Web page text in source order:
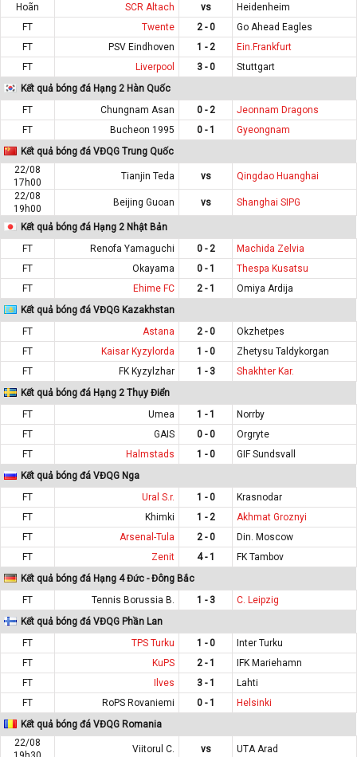
Hoãn
SCR Altach vs
Heidenheim
FT
Twente 2 - 0
Go Ahead Eagles
FT
PSV Eindhoven 1 - 2
Ein.Frankfurt
FT
Liverpool 3 - 0
Stuttgart
Kết quả bóng đá Hạng 2 Hàn Quốc
FT
Chungnam Asan 0 - 2
Jeonnam Dragons
FT
Bucheon 1995 0 - 1
Gyeongnam
Kết quả bóng đá VĐQG Trung Quốc
22/08
17h00
Tianjin Teda vs
Qingdao Huanghai
22/08
19h00
Beijing Guoan vs Shanghai SIPG
Kết quả bóng đá Hạng 2 Nhật Bản
FT
Renofa Yamaguchi 0 - 2
Machida Zelvia
FT
Okayama 0 - 1
Thespa Kusatsu
FT
Ehime FC 2 - 1
Omiya Ardija
Kết quả bóng đá VĐQG Kazakhstan
FT
Astana 2 - 0
Okzhetpes
FT
Kaisar Kyzylorda 1 - 0
Zhetysu Taldykorgan
FT
FK Kyzylzhar 1 - 3
Shakhter Kar.
Kết quả bóng đá Hạng 2 Thụy Điển
FT
Umea 1 - 1
Norrby
FT
GAIS 0 - 0
Orgryte
FT
Halmstads 1 - 0
GIF Sundsvall
Kết quả bóng đá VĐQG Nga
FT
Ural S.r. 1 - 0
Krasnodar
FT
Khimki 1 - 2
Akhmat Groznyi
FT
Arsenal-Tula 2 - 0
Din. Moscow
FT
Zenit 4 - 1
FK Tambov
Kết quả bóng đá Hạng 4 Đức - Đông Bắc
FT
Tennis Borussia B. 1 - 3
C. Leipzig
Kết quả bóng đá VĐQG Phần Lan
FT
TPS Turku 1 - 0
Inter Turku
FT
KuPS 2 - 1
IFK Mariehamn
FT
Ilves 3 - 1
Lahti
FT
RoPS Rovaniemi 0 - 1
Helsinki
Kết quả bóng đá VĐQG Romania
22/08
Viitorul C. vs UTA Arad